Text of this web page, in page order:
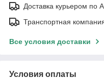
Доставка курьером по
Транспортная
Все условия доставки
Условия оплаты